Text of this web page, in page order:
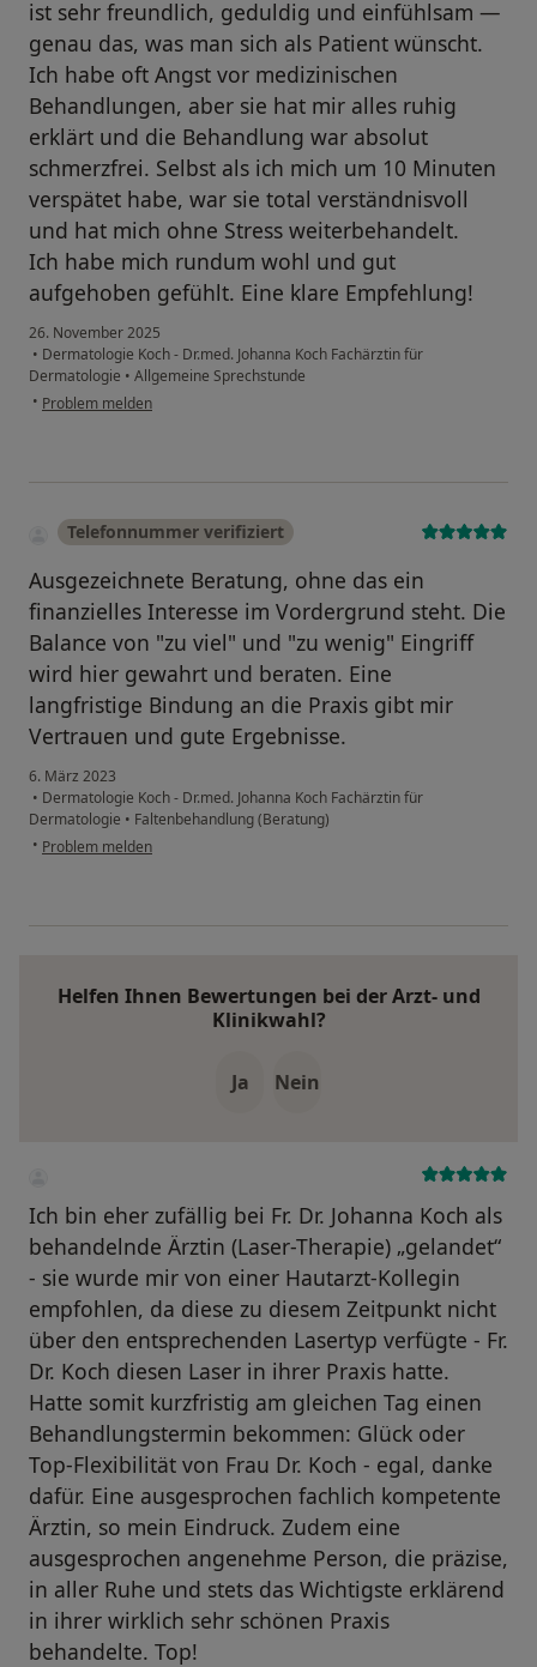
ist sehr freundlich, geduldig und einfühlsam —
genau das, was man sich als Patient wünscht.
Ich habe oft Angst vor medizinischen
Behandlungen, aber sie hat mir alles ruhig
erklärt und die Behandlung war absolut
schmerzfrei. Selbst als ich mich um 10 Minuten
verspätet habe, war sie total verständnisvoll
und hat mich ohne Stress weiterbehandelt.
Ich habe mich rundum wohl und gut
aufgehoben gefühlt. Eine klare Empfehlung!
26. November 2025
• Dermatologie Koch - Dr.med. Johanna Koch Fachärztin für
Dermatologie • Allgemeine Sprechstunde
• Problem melden
Telefonnummer verifiziert
Ausgezeichnete Beratung, ohne das ein
finanzielles Interesse im Vordergrund steht. Die
Balance von "zu viel" und "zu wenig" Eingriff
wird hier gewahrt und beraten. Eine
langfristige Bindung an die Praxis gibt mir
Vertrauen und gute Ergebnisse.
6. März 2023
• Dermatologie Koch - Dr.med. Johanna Koch Fachärztin für
Dermatologie • Faltenbehandlung (Beratung)
• Problem melden
Helfen Ihnen Bewertungen bei der Arzt- und
Klinikwahl?
Ja Nein
Ich bin eher zufällig bei Fr. Dr. Johanna Koch als
behandelnde Ärztin (Laser-Therapie) „gelandet“
- sie wurde mir von einer Hautarzt-Kollegin
empfohlen, da diese zu diesem Zeitpunkt nicht
über den entsprechenden Lasertyp verfügte - Fr.
Dr. Koch diesen Laser in ihrer Praxis hatte.
Hatte somit kurzfristig am gleichen Tag einen
Behandlungstermin bekommen: Glück oder
Top-Flexibilität von Frau Dr. Koch - egal, danke
dafür. Eine ausgesprochen fachlich kompetente
Ärztin, so mein Eindruck. Zudem eine
ausgesprochen angenehme Person, die präzise,
in aller Ruhe und stets das Wichtigste erklärend
in ihrer wirklich sehr schönen Praxis
behandelte. Top!